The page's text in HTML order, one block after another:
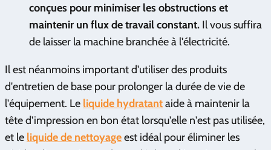
conçues pour minimiser les obstructions et
maintenir un flux de travail constant. Il vous suffira
de laisser la machine branchée à l'électricité.
Il est néanmoins important d'utiliser des produits
d'entretien de base pour prolonger la durée de vie de
l'équipement. Le liquide hydratantaide à maintenir la
tête d'impression en bon état lorsqu'elle n'est pas utilisée,
et le liquide de nettoyageest idéal pour éliminer les